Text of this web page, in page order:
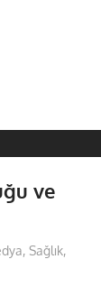
ve
,Sağlık,